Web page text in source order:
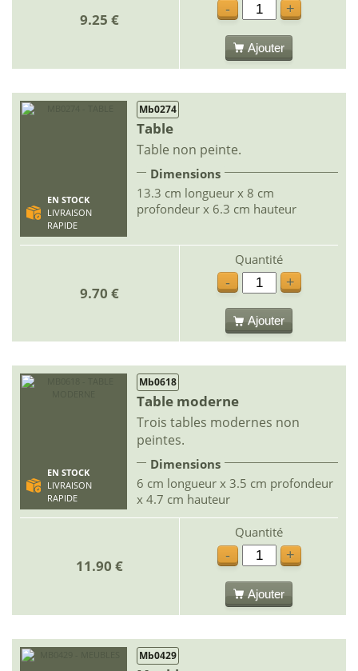
9.25 €
-
+
Ajouter
EN STOCK
LIVRAISON
RAPIDE
Mb0274
Table
Table non peinte.
Dimensions
13.3 cm longueur x 8 cm
profondeur x 6.3 cm hauteur
9.70 €
Quantité
-
+
Ajouter
EN STOCK
LIVRAISON
RAPIDE
Mb0618
Table moderne
Trois tables modernes non
peintes.
Dimensions
6 cm longueur x 3.5 cm profondeur
x 4.7 cm hauteur
11.90 €
Quantité
-
+
Ajouter
Mb0429